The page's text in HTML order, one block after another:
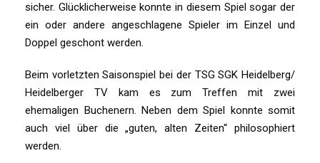
sicher. Glücklicherweise konnte in diesem Spiel sogar der
ein oder andere angeschlagene Spieler im Einzel und
Doppel geschont werden.
Beim vorletzten Saisonspiel bei der TSG SGK Heidelberg/
Heidelberger TV kam es zum Treffen mit zwei
ehemaligen Buchenern. Neben dem Spiel konnte somit
auch viel über die „guten, alten Zeiten“ philosophiert
werden.